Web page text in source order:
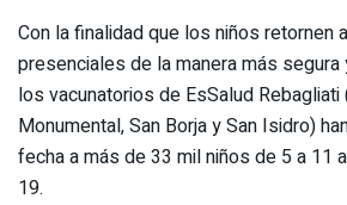
Con la finalidad que los niños retornen
presenciales de la manera más
los vacunatorios de EsSalud Rebagliati
Monumental, San Borja y San Isidro)
fecha a más de 33 mil niños de 5 a 11
19.